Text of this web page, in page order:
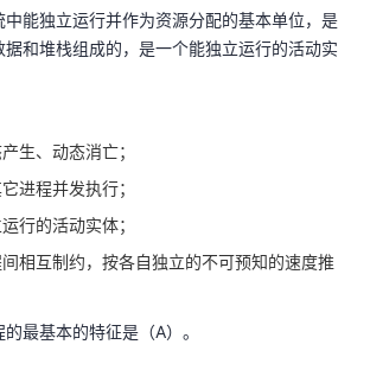
独立运行并作为资源分配的基本单位，是
和堆栈组成的，是一个能独立运行的活动实
生、动态消亡；
进程并发执行；
行的活动实体；
相互制约，按各自独立的不可预知的速度推
最基本的特征是（A）。